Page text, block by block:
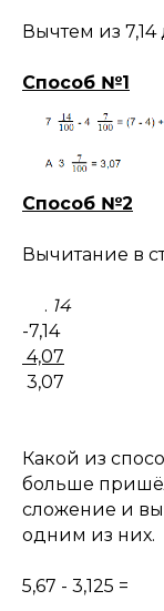
Вычтем из 7,14
Способ №1
Способ №2
Вычитание в
. 14
-7,14
4,07
3,07
Какой из
больше
сложение и
одним из них.
5,67 - 3,125 =